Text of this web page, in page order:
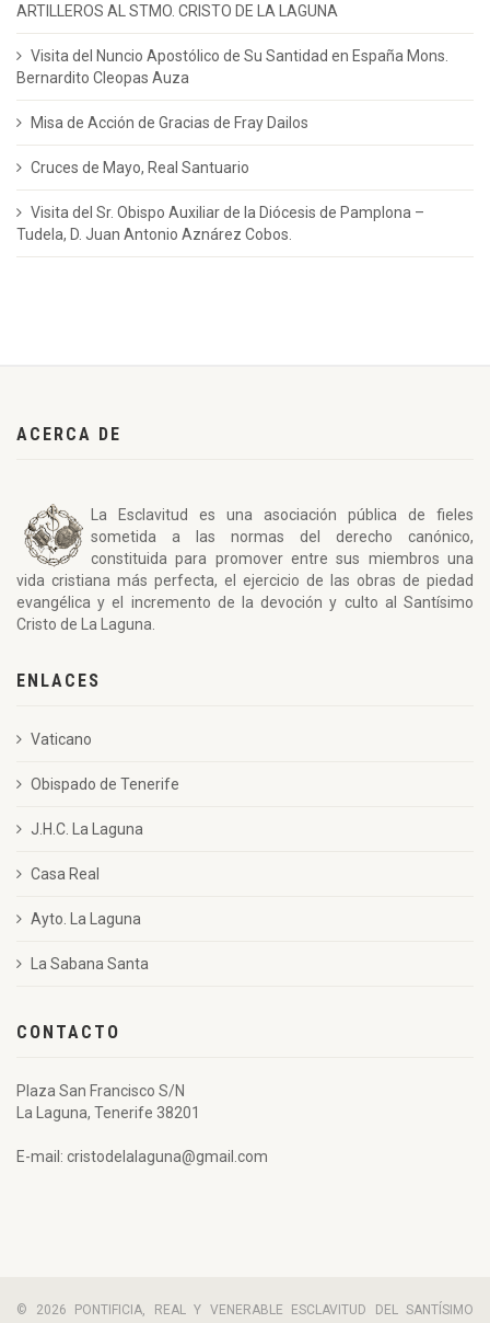
ARTILLEROS AL STMO. CRISTO DE LA LAGUNA
Visita del Nuncio Apostólico de Su Santidad en España Mons.
Bernardito Cleopas Auza
Misa de Acción de Gracias de Fray Dailos
Cruces de Mayo, Real Santuario
Visita del Sr. Obispo Auxiliar de la Diócesis de Pamplona –
Tudela, D. Juan Antonio Aznárez Cobos.
ACERCA DE
La Esclavitud es una asociación pública de fieles
sometida a las normas del derecho canónico,
constituida para promover entre sus miembros una
vida cristiana más perfecta, el ejercicio de las obras de piedad
evangélica y el incremento de la devoción y culto al Santísimo
Cristo de La Laguna.
ENLACES
Vaticano
Obispado de Tenerife
J.H.C. La Laguna
Casa Real
Ayto. La Laguna
La Sabana Santa
CONTACTO
Plaza San Francisco S/N
La Laguna, Tenerife 38201
E-mail: cristodelalaguna@gmail.com
© 2026 PONTIFICIA, REAL Y VENERABLE ESCLAVITUD DEL SANTÍSIMO